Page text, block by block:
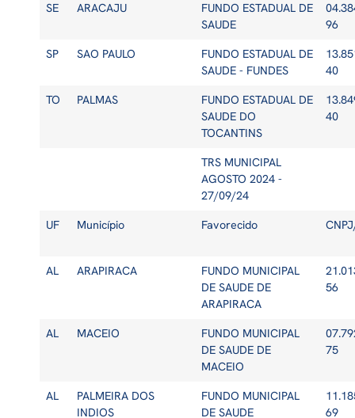
SE ARACAJU
FUNDO ESTADUAL DE
SAUDE
96
SP SAO PAULO
FUNDO ESTADUAL DE
SAUDE - FUNDES
40
TO PALMAS
FUNDO ESTADUAL DE
SAUDE DO
TOCANTINS
40
TRS MUNICIPAL
AGOSTO 2024 -
27/09/24
UF Município Favorecido
AL ARAPIRACA
FUNDO MUNICIPAL
DE SAUDE DE
ARAPIRACA
56
AL MACEIO
FUNDO MUNICIPAL
DE SAUDE DE
MACEIO
75
AL
PALMEIRA DOS
INDIOS
FUNDO MUNICIPAL
DE SAUDE
69